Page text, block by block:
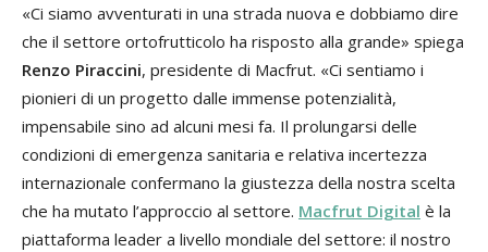
«Ci siamo avventurati in una strada nuova e dobbiamo dire
che il settore ortofrutticolo ha risposto alla grande» spiega
Renzo Piraccini, presidente di Macfrut. «Ci sentiamo i
pionieri di un progetto dalle immense potenzialità,
impensabile sino ad alcuni mesi fa. Il prolungarsi delle
condizioni di emergenza sanitaria e relativa incertezza
internazionale confermano la giustezza della nostra scelta
che ha mutato l’approccio al settore. Macfrut Digital è la
piattaforma leader a livello mondiale del settore: il nostro